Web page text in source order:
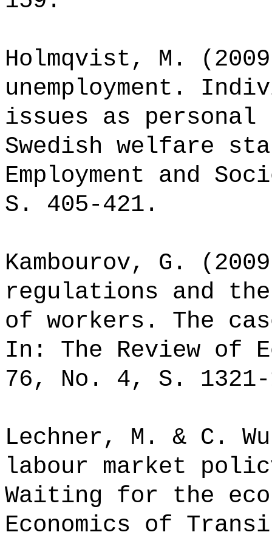
Holmqvist, M.
unemployment.
issues as personal
Swedish welfare
Employment and
S. 405-421.
Kambourov, G.
regulations and
of workers. The
In: The Review of
76, No. 4, S. 1321-
Lechner, M. & C.
labour market
Waiting for the
Economics of